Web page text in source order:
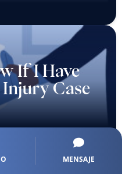
If I Have
Case
MENSAJE